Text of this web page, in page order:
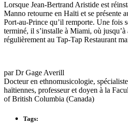
Lorsque Jean-Bertrand Aristide est
Manno retourne en Haïti et se présente
Port-au-Prince qu’il remporte. Une fois
terminé, il s’installe à Miami, où
régulièrement au Tap-Tap Restaurant
par Dr Gage Averill
Docteur en ethnomusicologie,
haïtiennes, professeur et doyen à la
of British Columbia (Canada)
Tags: